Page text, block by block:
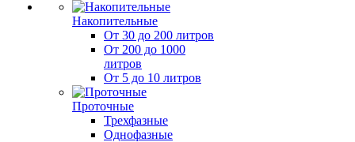
Накопительные
От 30 до 200 литров
От 200 до 1000
литров
От 5 до 10 литров
Проточные
Трехфазные
Однофазные